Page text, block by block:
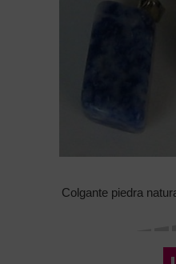
Colgante piedra